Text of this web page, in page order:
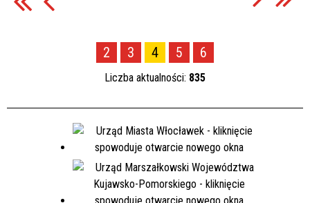
2 3 4 5 6
Liczba aktualności: 835